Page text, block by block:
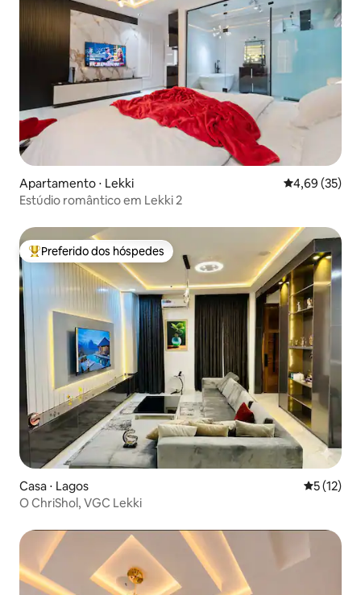
Apartamento ⋅ Lekki 4,69 de uma
4,69 (35)
Estúdio romântico em Lekki 2
Entre os melhores preferidos dos hóspedes
Preferido dos hóspedes
Casa ⋅ Lagos 5 de uma
5 (12)
O ChriShol, VGC Lekki